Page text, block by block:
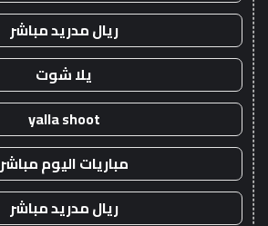
ريال مدريد مباشر
يلا شوت
yalla shoot
مباريات اليوم مباشر
ريال مدريد مباشر